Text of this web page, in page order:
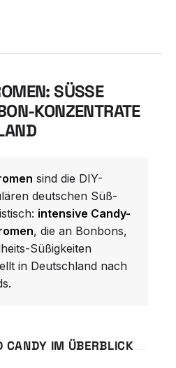
SÜSSE C
KONZENTRATE A
sind die DIY-
deutschen Süß-
intensive Candy-
, die an Bonbons,
Süßigkeiten
in Deutschland nach
CANDY IM ÜBERBLICK